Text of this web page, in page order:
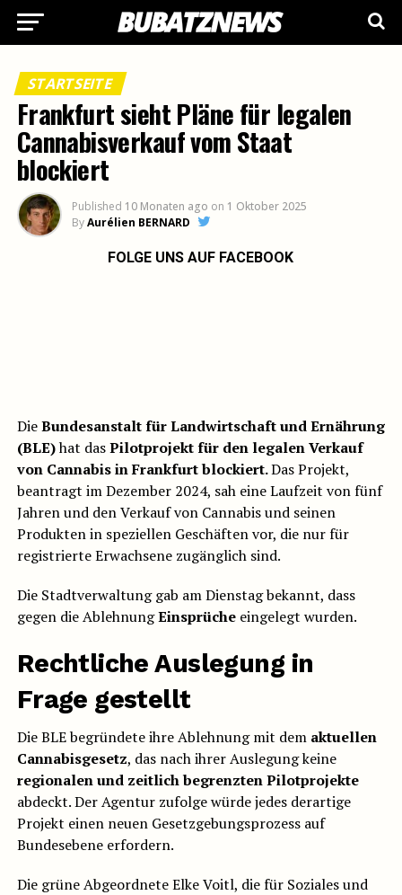
STARTSEITE
Frankfurt sieht Pläne für legalen
Cannabisverkauf vom Staat
blockiert
Published 10 Monaten ago on 1 Oktober 2025
ByAurélien BERNARD
FOLGE UNS AUF FACEBOOK
DieBundesanstalt für Landwirtschaft und Ernährung
(BLE)hat dasPilotprojekt für den legalen Verkauf
von Cannabis in Frankfurt blockiert.Das Projekt,
beantragt im Dezember 2024, sah eine Laufzeit von fünf
Jahren und den Verkauf von Cannabis und seinen
Produkten in speziellen Geschäften vor, die nur für
registrierte Erwachsene zugänglich sind.
Die Stadtverwaltung gab am Dienstag bekannt, dass
gegen die AblehnungEinsprücheeingelegt wurden.
Rechtliche Auslegung in
Frage gestellt
Die BLE begründete ihre Ablehnung mit dem aktuellen
Cannabisgesetz, das nach ihrer Auslegung keine
regionalen und zeitlich begrenzten Pilotprojekte
abdeckt. Der Agentur zufolge würde jedes derartige
Projekt einen neuen Gesetzgebungsprozess auf
Bundesebene erfordern.
Die grüne Abgeordnete Elke Voitl, die für Soziales und